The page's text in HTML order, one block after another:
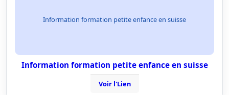
Information formation petite enfance en suisse
Information formation petite enfance en suisse
Voir l'Lien